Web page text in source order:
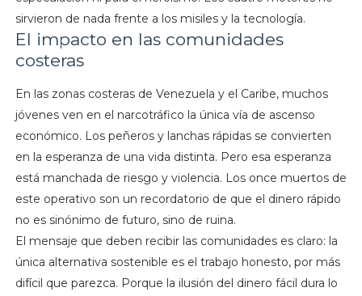
sirvieron de nada frente a los misiles y la tecnología.
El impacto en las comunidades
costeras
En las zonas costeras de Venezuela y el Caribe, muchos
jóvenes ven en el narcotráfico la única vía de ascenso
económico. Los peñeros y lanchas rápidas se convierten
en la esperanza de una vida distinta. Pero esa esperanza
está manchada de riesgo y violencia. Los once muertos de
este operativo son un recordatorio de que el dinero rápido
no es sinónimo de futuro, sino de ruina.
El mensaje que deben recibir las comunidades es claro: la
única alternativa sostenible es el trabajo honesto, por más
difícil que parezca. Porque la ilusión del dinero fácil dura lo